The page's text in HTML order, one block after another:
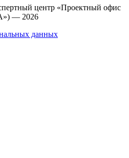
центр «Проектный офис
— 2026
данных